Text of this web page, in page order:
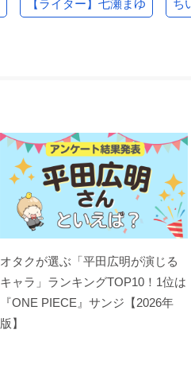
【ライター】七瀬まゆ ち
オタクが選ぶ「平田広明が演じる
キャラ」ランキングTOP10！1位は
『ONE PIECE』サンジ【2026年
版】